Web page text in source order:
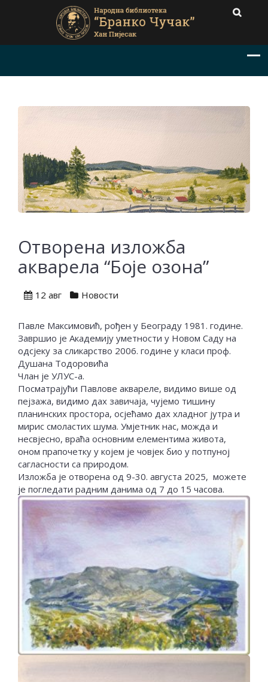
Отворена изложба
акварела “Боје озона”
12 авг Новости
Павле Максимовић, рођен у Београду 1981. године.
Завршио је Академију уметности у Новом Саду на
одсјеку за сликарство 2006. године у класи проф.
Душана Тодоровића
Члан је УЛУС-а.
Посматрајући Павлове аквареле, видимо више од
пејзажа, видимо дах завичаја, чујемо тишину
планинских простора, осјећамо дах хладног јутра и
мирис смоластих шума. Умјетник нас, можда и
несвјесно, враћа основним елементима живота,
оном прапочетку у којем је човјек био у потпуној
сагласности са природом.
Изложба је отворена од 9-30. августа 2025, можете
је погледати радним данима од 7 до 15 часова.